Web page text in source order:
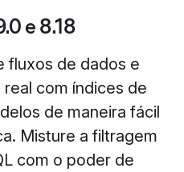
e 8.18
fluxos de dados e
com índices de
de maneira fácil
Misture a filtragem
com o poder de